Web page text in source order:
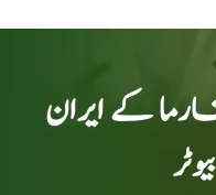
کے ایران